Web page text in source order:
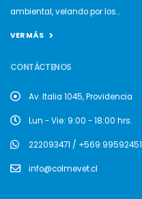
ambiental, velando por los...
VER MÁS
CONTÁCTENOS
Av. Italia 1045, Providencia
Lun - Vie: 9:00 - 18:00 hrs.
222093471 / +569 99592451
info@colmevet.cl